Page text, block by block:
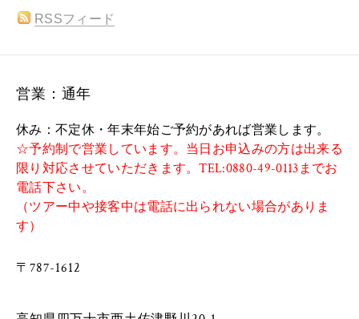
RSSフィード
営業：通年
休み：不定休・年末年始ご予約があれば営業します。
☆予約制で営業しています。当日お申込みの方は出来る
限り対応させていただきます。TEL:0880-49-0113までお
電話下さい。
（ツアー中や接客中は電話に出られない場合がありま
す）
〒787-1612